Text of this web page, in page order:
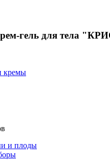
гель для тела
кремы
и плоды